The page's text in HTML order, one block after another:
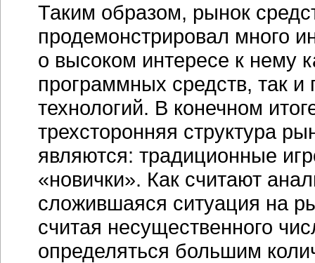
Таким образом, рынок
продемонстрировал много
о высоком интересе к нему
программных средств, так
технологий. В конечном
трехсторонняя структура
являются: традиционные
«новички». Как считают
сложившаяся ситуация на
считая несущественного
определяться большим